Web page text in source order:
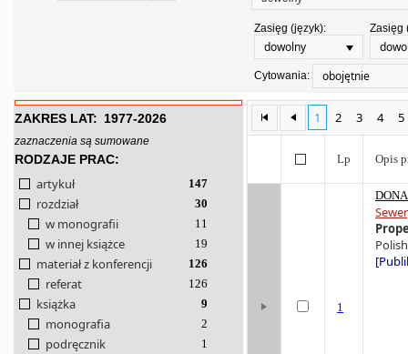
Zasięg (język):
dowolny
Zasięg
Cytowania: obojętnie
ZAKRES LAT: 1977-2026
zaznaczenia są sumowane
RODZAJE PRAC:
artykuł 147
rozdział 30
w monografii 11
w innej książce 19
materiał z konferencji 126
referat 126
książka 9
monografia 2
podręcznik 1
1 2 3 4 5
Lp Opis
1